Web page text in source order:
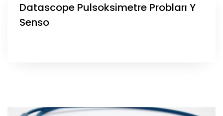
Datascope Pulsoksimetre Probları Y
Senso